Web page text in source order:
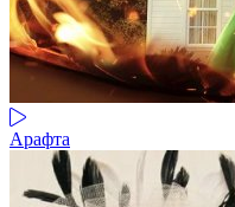
Арафта